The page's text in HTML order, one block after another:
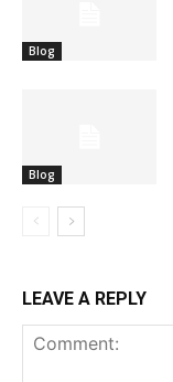
Blog
Blog
LEAVE A REPLY